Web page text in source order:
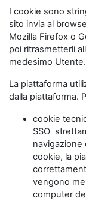
I cookie sono
sito invia al
Mozilla Firefox o
poi ritrasmetterli
medesimo Utente.
La piattaforma
dalla piattaforma.
cookie
SSO
navigazione
cookie, la
vengono
computer